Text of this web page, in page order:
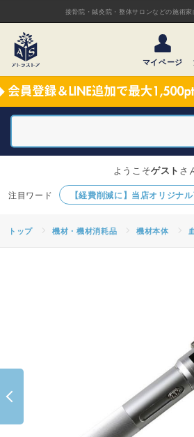
接骨院・鍼灸院・整体サロンなどの施術
マイページ
【経費削減に】当店オリジナ
ようこそゲスト さ
トップ 機材・機材消耗品 機材本体